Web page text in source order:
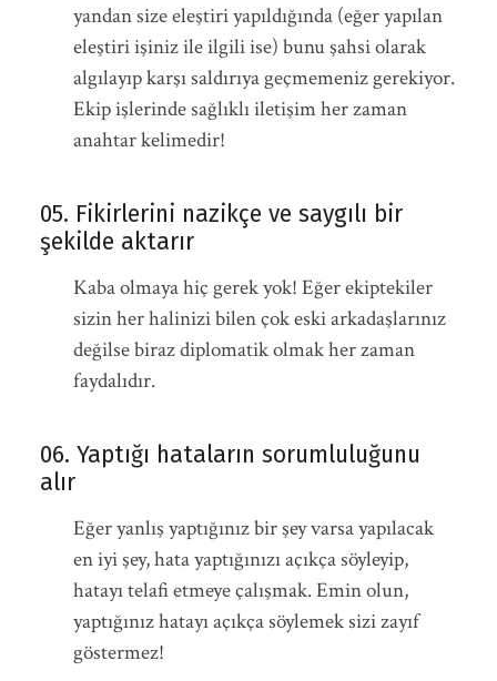
yandan size eleştiri yapıldığında (eğer yapılan
eleştiri işiniz ile ilgili ise) bunu şahsi olarak
algılayıp karşı saldırıya geçmemeniz gerekiyor.
Ekip işlerinde sağlıklı iletişim her zaman
anahtar kelimedir!
05. Fikirlerini nazikçe ve saygılı bir
şekilde aktarır
Kaba olmaya hiç gerek yok! Eğer ekiptekiler
sizin her halinizi bilen çok eski arkadaşlarınız
değilse biraz diplomatik olmak her zaman
faydalıdır.
06. Yaptığı hataların sorumluluğunu
alır
Eğer yanlış yaptığınız bir şey varsa yapılacak
en iyi şey, hata yaptığınızı açıkça söyleyip,
hatayı telafi etmeye çalışmak. Emin olun,
yaptığınız hatayı açıkça söylemek sizi zayıf
göstermez!